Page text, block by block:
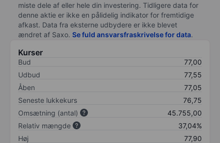
miste dele af eller hele din investering. Tidligere data for
denne aktie er ikke en pålidelig indikator for fremtidige
afkast. Data fra eksterne udbydere er ikke blevet
ændret af Saxo. Se fuld ansvarsfraskrivelse for data.
Kurser
Bud
77,00
Udbud
77,55
Åben
77,05
Seneste lukkekurs
76,75
Omsætning (antal)
45.755,00
Relativ mængde
37,04%
Høj
77,90